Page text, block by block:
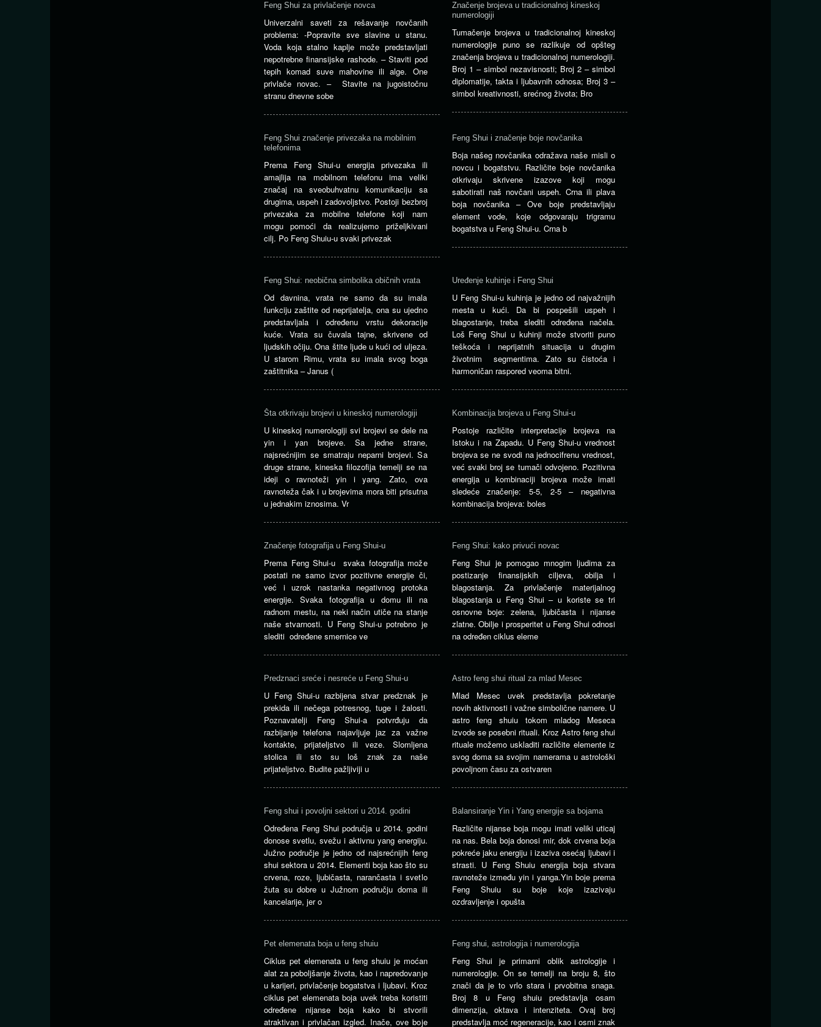
Feng Shui za privlačenje novca
Univerzalni saveti za rešavanje novčanih
problema: -Popravite sve slavine u stanu.
Voda koja stalno kaplje može predstavljati
nepotrebne finansijske rashode. – Staviti pod
tepih komad suve mahovine ili alge. One
privlače novac. – Stavite na jugoistočnu
stranu dnevne sobe
Značenje brojeva u tradicionalnoj kineskoj
numerologiji
Tumačenje brojeva u tradicionalnoj kineskoj
numerologije puno se razlikuje od opšteg
značenja brojeva u tradicionalnoj numerologiji.
Broj 1 – simbol nezavisnosti; Broj 2 – simbol
diplomatije, takta i ljubavnih odnosa; Broj 3 –
simbol kreativnosti, srećnog života; Bro
Feng Shui značenje privezaka na mobilnim
telefonima
Prema Feng Shui-u energija privezaka ili
amajlija na mobilnom telefonu ima veliki
značaj na sveobuhvatnu komunikaciju sa
drugima, uspeh i zadovoljstvo. Postoji bezbroj
privezaka za mobilne telefone koji nam
mogu pomoći da realizujemo priželjkivani
cilj. Po Feng Shuiu-u svaki privezak
Feng Shui i značenje boje novčanika
Boja našeg novčanika odražava naše misli o
novcu i bogatstvu. Različite boje novčanika
otkrivaju skrivene izazove koji mogu
sabotirati naš novčani uspeh. Crna ili plava
boja novčanika – Ove boje predstavljaju
element vode, koje odgovaraju trigramu
bogatstva u Feng Shui-u. Crna b
Feng Shui: neobična simbolika običnih vrata
Od davnina, vrata ne samo da su imala
funkciju zaštite od neprijatelja, ona su ujedno
predstavljala i određenu vrstu dekoracije
kuće. Vrata su čuvala tajne, skrivene od
ljudskih očiju. Ona štite ljude u kući od uljeza.
U starom Rimu, vrata su imala svog boga
zaštitnika – Janus (
Uređenje kuhinje i Feng Shui
U Feng Shui-u kuhinja je jedno od najvažnijih
mesta u kući. Da bi pospešili uspeh i
blagostanje, treba slediti određena načela.
Loš Feng Shui u kuhinji može stvoriti puno
teškoća i neprijatnih situacija u drugim
životnim segmentima. Zato su čistoća i
harmoničan raspored veoma bitni.
Šta otkrivaju brojevi u kineskoj numerologiji
U kineskoj numerologiji svi brojevi se dele na
yin i yan brojeve. Sa jedne strane,
najsrećnijim se smatraju neparni brojevi. Sa
druge strane, kineska filozofija temelji se na
ideji o ravnoteži yin i yang. Zato, ova
ravnoteža čak i u brojevima mora biti prisutna
u jednakim iznosima. Vr
Kombinacija brojeva u Feng Shui-u
Postoje različite interpretacije brojeva na
Istoku i na Zapadu. U Feng Shui-u vrednost
brojeva se ne svodi na jednocifrenu vrednost,
već svaki broj se tumači odvojeno. Pozitivna
energija u kombinaciji brojeva može imati
sledeće značenje: 5-5, 2-5 – negativna
kombinacija brojeva: boles
Značenje fotografija u Feng Shui-u
Prema Feng Shui-u svaka fotografija može
postati ne samo izvor pozitivne energije či,
već i uzrok nastanka negativnog protoka
energije. Svaka fotografija u domu ili na
radnom mestu, na neki način utiče na stanje
naše stvarnosti. U Feng Shui-u potrebno je
slediti određene smernice ve
Feng Shui: kako privući novac
Feng Shui je pomogao mnogim ljudima za
postizanje finansijskih ciljeva, obilja i
blagostanja. Za privlačenje materijalnog
blagostanja u Feng Shui – u koriste se tri
osnovne boje: zelena, ljubičasta i nijanse
zlatne. Obilje i prosperitet u Feng Shui odnosi
na određen ciklus eleme
Predznaci sreće i nesreće u Feng Shui-u
U Feng Shui-u razbijena stvar predznak je
prekida ili nečega potresnog, tuge i žalosti.
Poznavatelji Feng Shui-a potvrđuju da
razbijanje telefona najavljuje jaz za važne
kontakte, prijateljstvo ili veze. Slomljena
stolica ili sto su loš znak za naše
prijateljstvo. Budite pažljiviji u
Astro feng shui ritual za mlad Mesec
Mlad Mesec uvek predstavlja pokretanje
novih aktivnosti i važne simbolične namere. U
astro feng shuiu tokom mladog Meseca
izvode se posebni rituali. Kroz Astro feng shui
rituale možemo uskladiti različite elemente iz
svog doma sa svojim namerama u astrološki
povoljnom času za ostvaren
Feng shui i povoljni sektori u 2014. godini
Određena Feng Shui područja u 2014. godini
donose svetlu, svežu i aktivnu yang energiju.
Južno područje je jedno od najsrećnijih feng
shui sektora u 2014. Elementi boja kao što su
crvena, roze, ljubičasta, narančasta i svetlo
žuta su dobre u Južnom području doma ili
kancelarije, jer o
Balansiranje Yin i Yang energije sa bojama
Različite nijanse boja mogu imati veliki uticaj
na nas. Bela boja donosi mir, dok crvena boja
pokreće jaku energiju i izaziva osećaj ljubavi i
strasti. U Feng Shuiu energija boja stvara
ravnoteže između yin i yanga.Yin boje prema
Feng Shuiu su boje koje izazivaju
ozdravljenje i opušta
Pet elemenata boja u feng shuiu
Ciklus pet elemenata u feng shuiu je moćan
alat za poboljšanje života, kao i napredovanje
u karijeri, privlačenje bogatstva i ljubavi. Kroz
ciklus pet elemenata boja uvek treba koristiti
određene nijanse boja kako bi stvorili
atraktivan i privlačan izgled. Inače, ove boje
Feng shui, astrologija i numerologija
Feng Shui je primarni oblik astrologije i
numerologije. On se temelji na broju 8, što
znači da je to vrlo stara i prvobitna snaga.
Broj 8 u Feng shuiu predstavlja osam
dimenzija, oktava i intenziteta. Ovaj broj
predstavlja moć regeneracije, kao i osmi znak